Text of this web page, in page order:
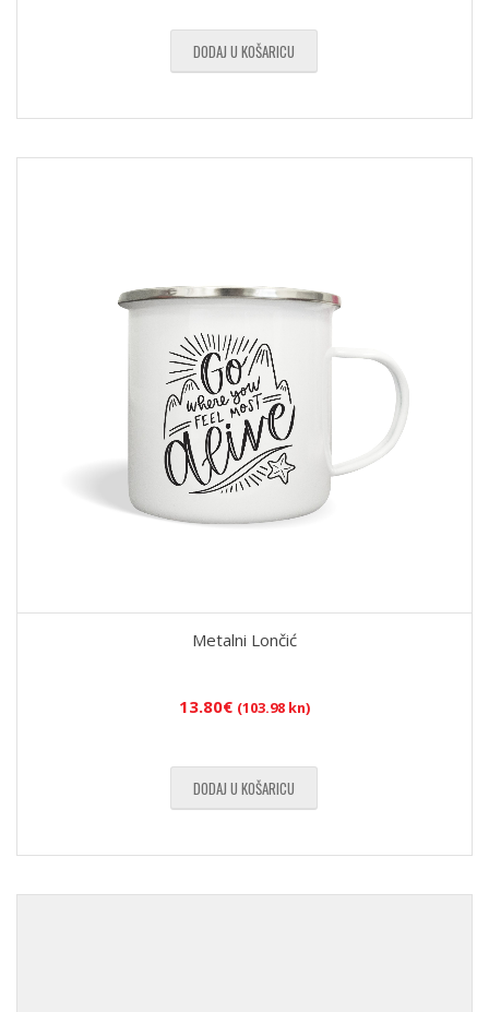
DODAJ U KOŠARICU
Metalni Lončić
13.80€ (103.98 kn)
DODAJ U KOŠARICU